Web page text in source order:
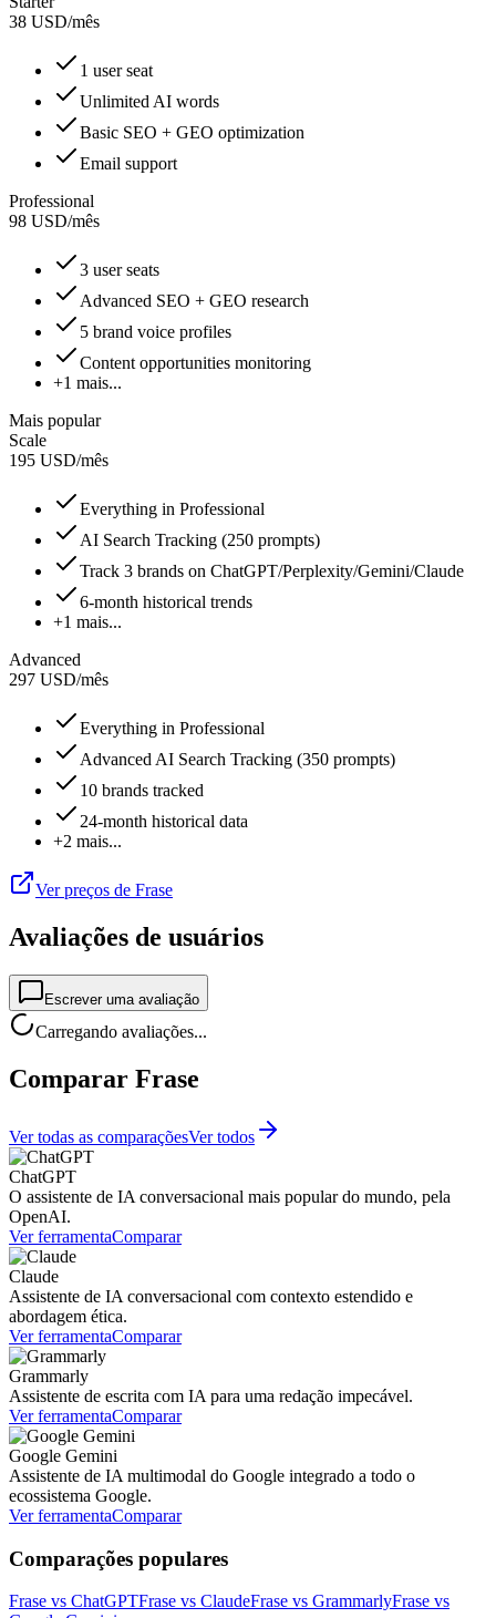
38 USD/mês
1 user seat
Unlimited AI words
Basic SEO + GEO optimization
Email support
Professional
98 USD/mês
3 user seats
Advanced SEO + GEO research
5 brand voice profiles
Content opportunities monitoring
+1 mais...
Mais popular
Scale
195 USD/mês
Everything in Professional
AI Search Tracking (250 prompts)
Track 3 brands on ChatGPT/Perplexity/Gemini/Claude
6-month historical trends
+1 mais...
Advanced
297 USD/mês
Everything in Professional
Advanced AI Search Tracking (350 prompts)
10 brands tracked
24-month historical data
+2 mais...
Ver preços de Frase
Avaliações de usuários
Escrever uma avaliação
Carregando avaliações...
Comparar Frase
Ver todas as comparaçõesVer todos
ChatGPT
O assistente de IA conversacional mais popular do mundo, pela
OpenAI.
Ver ferramentaComparar
Claude
Assistente de IA conversacional com contexto estendido e
abordagem ética.
Ver ferramentaComparar
Grammarly
Assistente de escrita com IA para uma redação impecável.
Ver ferramentaComparar
Google Gemini
Assistente de IA multimodal do Google integrado a todo o
ecossistema Google.
Ver ferramentaComparar
Comparações populares
Frase vs ChatGPTFrase vs ClaudeFrase vs GrammarlyFrase vs